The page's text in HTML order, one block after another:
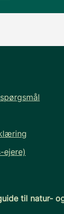
ejere)
til natur-